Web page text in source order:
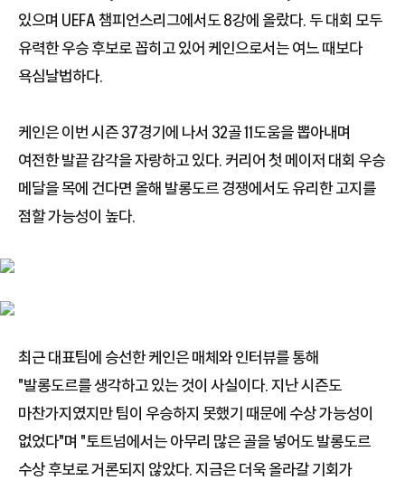
있으며 UEFA 챔피언스리그에서도 8강에 올랐다. 두 대회 모두
유력한 우승 후보로 꼽히고 있어 케인으로서는 여느 때보다
욕심날법하다.
케인은 이번 시즌 37경기에 나서 32골 11도움을 뽑아내며
여전한 발끝 감각을 자랑하고 있다. 커리어 첫 메이저 대회 우승
메달을 목에 건다면 올해 발롱도르 경쟁에서도 유리한 고지를
점할 가능성이 높다.
최근 대표팀에 승선한 케인은 매체와 인터뷰를 통해
"발롱도르를 생각하고 있는 것이 사실이다. 지난 시즌도
마찬가지였지만 팀이 우승하지 못했기 때문에 수상 가능성이
없었다"며 "토트넘에서는 아무리 많은 골을 넣어도 발롱도르
수상 후보로 거론되지 않았다. 지금은 더욱 올라갈 기회가